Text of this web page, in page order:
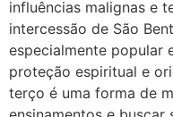
influências malignas e
intercessão de São
especialmente popular
proteção espiritual e
terço é uma forma de